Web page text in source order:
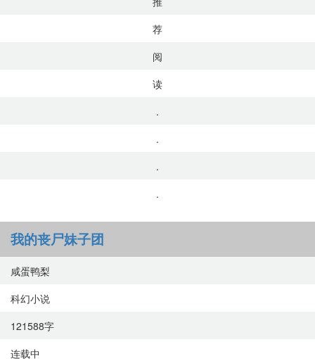
荐
阅
读
.
.
.
.
我的丧尸妹子团
咸蛋鸭梨
科幻小说
121588字
连载中